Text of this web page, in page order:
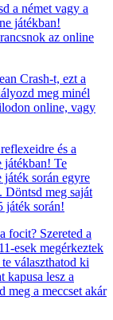
a német vagy a
játékban!
az online
Crash-t, ezt a
meg minél
online, vagy
és a
játékban! Te
során egyre
Döntsd meg saját
játék során!
focit? Szereted a
esek megérkeztek
választhatod ki
kapusa lesz a
meg a meccset akár